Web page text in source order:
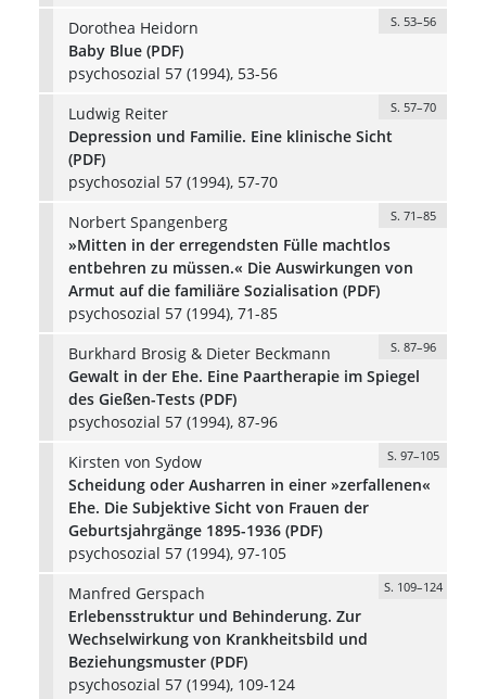
Dorothea Heidorn
S. 53–56
Baby Blue (PDF)
psychosozial 57 (1994), 53-56
Ludwig Reiter
S. 57–70
Depression und Familie. Eine klinische Sicht
(PDF)
psychosozial 57 (1994), 57-70
Norbert Spangenberg
S. 71–85
»Mitten in der erregendsten Fülle machtlos
entbehren zu müssen.« Die Auswirkungen von
Armut auf die familiäre Sozialisation (PDF)
psychosozial 57 (1994), 71-85
Burkhard Brosig & Dieter Beckmann
S. 87–96
Gewalt in der Ehe. Eine Paartherapie im Spiegel
des Gießen-Tests (PDF)
psychosozial 57 (1994), 87-96
Kirsten von Sydow
S. 97–105
Scheidung oder Ausharren in einer »zerfallenen«
Ehe. Die Subjektive Sicht von Frauen der
Geburtsjahrgänge 1895-1936 (PDF)
psychosozial 57 (1994), 97-105
Manfred Gerspach
S. 109–124
Erlebensstruktur und Behinderung. Zur
Wechselwirkung von Krankheitsbild und
Beziehungsmuster (PDF)
psychosozial 57 (1994), 109-124